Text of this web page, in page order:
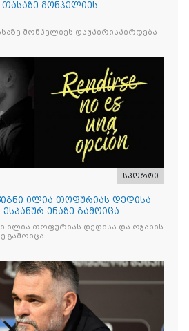
მონპელიეს
მონპელიეს დაუპირისპირდება
სპორტი
ილია თოფურიას დედისა
ენაზე გამოიცა
ილია თოფურიას დედისა და ოჯახის
გამოიცა